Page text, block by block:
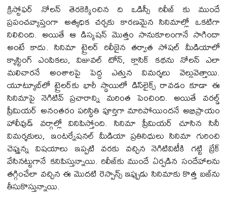
క్రిస్టోఫర్ నోలన్ తెరకెక్కించిన ది ఒడిస్సీ రిలీజ్ కు ముందే
ప్రపంచవ్యాప్తంగా అత్యధిక చర్చకు కారణమైన సినిమాల్లో ఒకటిగా
నిలిచింది. అయితే ఆ డిస్క‌ష‌న్ మొత్తం సానుకూలంగానే సాగిందా
అంటే కాదు. సినిమా ట్రైలర్ రిలీజైన తర్వాత సోషల్ మీడియాలో
క్యాస్టింగ్ ఎంపికలు, విజువల్ టోన్, క్లాసిక్ కథను నోలన్ ఎలా
మలిచార‌నే అంశాలపై పెద్ద ఎత్తున విమర్శలు వెల్లువెత్తాయి.
యూట్యూబ్‌లో ట్రైలర్‌కు భారీ స్థాయిలో డిస్‌లైక్స్ రావడం కూడా ఈ
సినిమాపై నెగిటివ్ ప్రచారాన్ని మరింత పెంచింది. అయితే వరల్డ్
ప్రీమియర్ అనంతరం పరిస్థితి పూర్తిగా మారిపోయిందనే అభిప్రాయం
హాలీవుడ్ వర్గాల్లో వినిపిస్తోంది. సినిమా ప్రీమియ‌ర్ చూసిన సినీ
విమర్శకులు, ఇంట‌ర్నేష‌న‌ల్ మీడియా ప్రతినిధులు సినిమా గురించి
చెప్తున్న విష‌యాలు ఇప్పటి వరకు వ‌చ్చిన నెగిటివిటీకి గట్టి బ్రేక్
వేసినట్టుగానే కనిపిస్తున్నాయి. రిలీజ్‌కు ముందే ఏర్పడిన సందేహాలను
తగ్గించేలా వచ్చిన ఈ మొద‌టి రెస్పాన్స్ ఇప్పుడు సినిమాకు కొత్త బజ్‌ను
తీసుకొస్తున్నాయి.